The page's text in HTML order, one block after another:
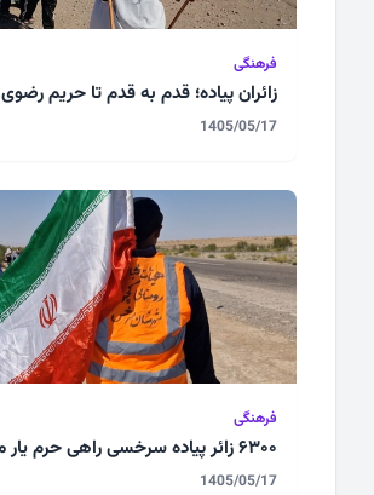
فرهنگی
زائران پیاده؛ قدم به قدم تا حریم رضوی
1405/05/17
فرهنگی
۶۳۰۰ زائر پیاده سرخسی راهی حرم یار می‌شوند
1405/05/17